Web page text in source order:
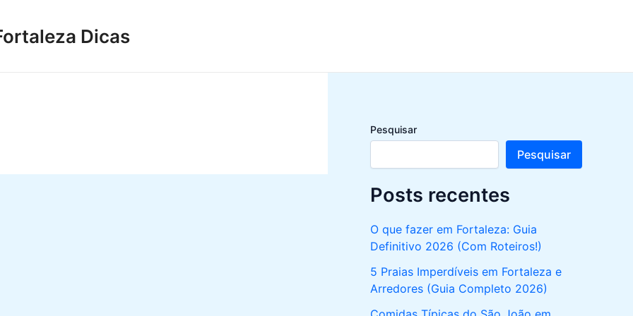
Dicas
Pesquisar
Pesquisar
Posts recentes
O que fazer em Fortaleza: Guia
Definitivo 2026 (Com Roteiros!)
5 Praias Imperdíveis em Fortaleza e
Arredores (Guia Completo 2026)